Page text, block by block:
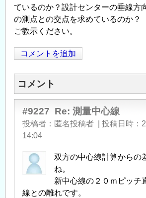
ているのか？設計センターの垂線方
の測点との交点を求めているのか？
ご教示ください。
コメントを追加
コメント
#9227 Re: 測量中心線
投稿者 匿名投稿者 投稿日時
14:04
双方の中心線計算からの
ね。
新中心線の２０ｍピッチ
線との離れです。